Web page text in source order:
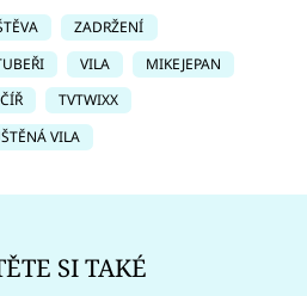
ZADRŽENÍ
VILA
MIKEJEPAN
TVTWIXX
VILA
SI TAKÉ